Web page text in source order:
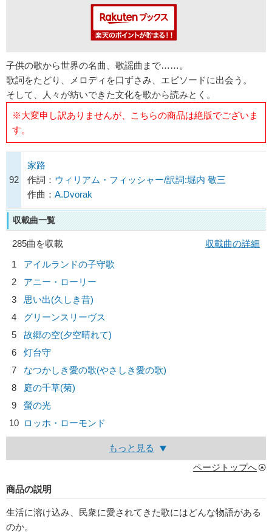
子供の歌から世界の名曲、歌謡曲まで……。
歌詞をたどり、メロディを口ずさみ、エピソードに出会う。
そして、人々が紡いできた文化を歌から読みとく。
※大変申し訳ありませんが、こちらの商品は絶版でございま
す。
92
家路
作詞： ウィリアム・フィッシャー/訳詞:堀内 敬三
作曲： A.Dvorak
収載曲一覧
285曲を収載
収載曲の詳細
1
アイルランドの子守歌
2
アニー・ローリー
3
思い出(久しき昔)
4
グリーンスリーヴス
5
故郷の空(夕空晴れて)
6
灯台守
7
なつかしき愛の歌(やさしき愛の歌)
8
庭の千草(菊)
9
螢の光
10 ロッホ・ローモンド
もっと見る
ページトップへ
商品の説明
生活に溶け込み、民衆に愛されてきた歌にはどんな物語がある
のか。